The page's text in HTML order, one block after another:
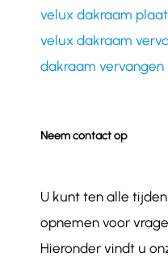
velux dakraam
velux dakraam
dakraam vervangen
Neem contact op
U kunt ten alle
opnemen voor
Hieronder vindt u